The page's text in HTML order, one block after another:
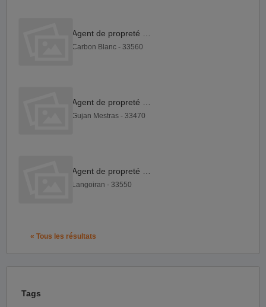
Carbon Blanc - 33560
Gujan Mestras - 33470
Langoiran - 33550
« Tous les résultats
Tags